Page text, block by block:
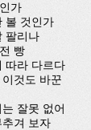
가
볼 것인가
팔리나
빵
따라 다르다
것도 바꾼
잘못 없어
겨 보자